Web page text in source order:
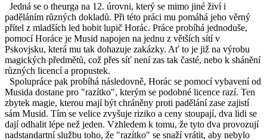
Jedná se o theurga na 12. úrovni, který se mimo jiné živí i
paděláním různých dokladů. Při této práci mu pomáhá jeho věrný
přítel z mladších led hobit lupič Horác. Práce probíhá jednoduše,
pomocí Horáce je Musid napojen na jednu z větších sítí v
Pskovjsku, která mu tak dohazuje zakázky. Ať to je již na výrobu
magických předmětů, což přes síť není zas tak časté, nebo k shánění
různých licencí a propustek.
Spolupráce pak probíhá následovně, Horác se pomocí vybavení od
Musida dostane pro "razítko", kterým se podobné licence razí. Ten
zbytek magie, kterou mají být chráněny proti padělání zase zajistí
sám Musid. Tím se velice zvyšuje riziko a ceny stoupají, dva lidi se
dají odhalit lépe než jeden. Vzhledem k tomu, že tyto dva provozují
nadstandartní službu toho, že "razítko" se snaží vrátit, aby nebylo